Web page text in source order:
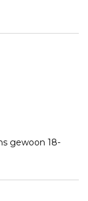
gewoon 18-